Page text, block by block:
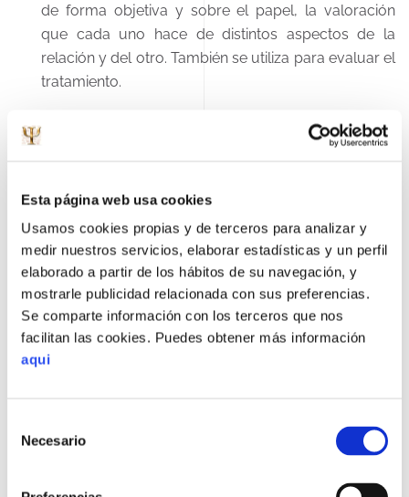
Esta página web usa cookies
Usamos cookies propias y de terceros para analizar y
medir nuestros servicios, elaborar estadísticas y un perfil
elaborado a partir de los hábitos de su navegación, y
mostrarle publicidad relacionada con sus preferencias.
Se comparte información con los terceros que nos
facilitan las cookies. Puedes obtener más información
aqui
Necesario
de forma objetiva y sobre el papel, la valoración
que cada uno hace de distintos aspectos de la
relación y del otro. También se utiliza para evaluar el
tratamiento.
En general, tanto con los cuestionarios como con la
observación,
los aspectos en los que se hace mayor
La expresión de sentimientos:
estados de ánimo puede ser motivo de conflicto o no
según se haga o no de forma adecuada.Expresiones
como me hartas…”,
“no te aguanto…”…
encierran un tono de acusación y/o agresión que
interfieren en el diálogo con la pareja. En cambio
mal…”, estamos reconociendo nuestra propia
responsabilidad en nuestro estado de ánimo y eliminan